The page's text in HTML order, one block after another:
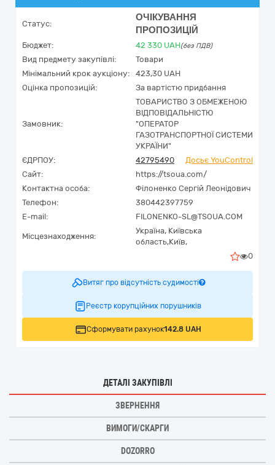
Статус:
ОЧІКУВАННЯ
ПРОПОЗИЦІЙ
Бюджет: 42 330 UAH(без ПДВ)
Вид предмету закупівлі:
Товари
Мінімальний крок аукціону:
423,30 UAH
Оцінка пропозицій:
За вартістю придбання
Замовник:
ТОВАРИСТВО З ОБМЕЖЕНОЮ
ВІДПОВІДАЛЬНІСТЮ
"ОПЕРАТОР
ГАЗОТРАНСПОРТНОЇ СИСТЕМИ
УКРАЇНИ"
ЄДРПОУ:
42795490
Досьє YouControl
Сайт:
https://tsoua.com/
Контактна особа:
Філоненко Сергій Леонідович
Телефон:
380442397759
E-mail:
FILONENKO-SL@TSOUA.COM
Місцезнаходження:
Україна, Київська
область,Київ,
0
Витяг про відсутність судимості
Реєстр корупційних порушників
Сформувати рахунок142.8 UAH
ДЕТАЛІ ЗАКУПІВЛІ
ЗВЕРНЕННЯ
ВИМОГИ/СКАРГИ
DOZORRO